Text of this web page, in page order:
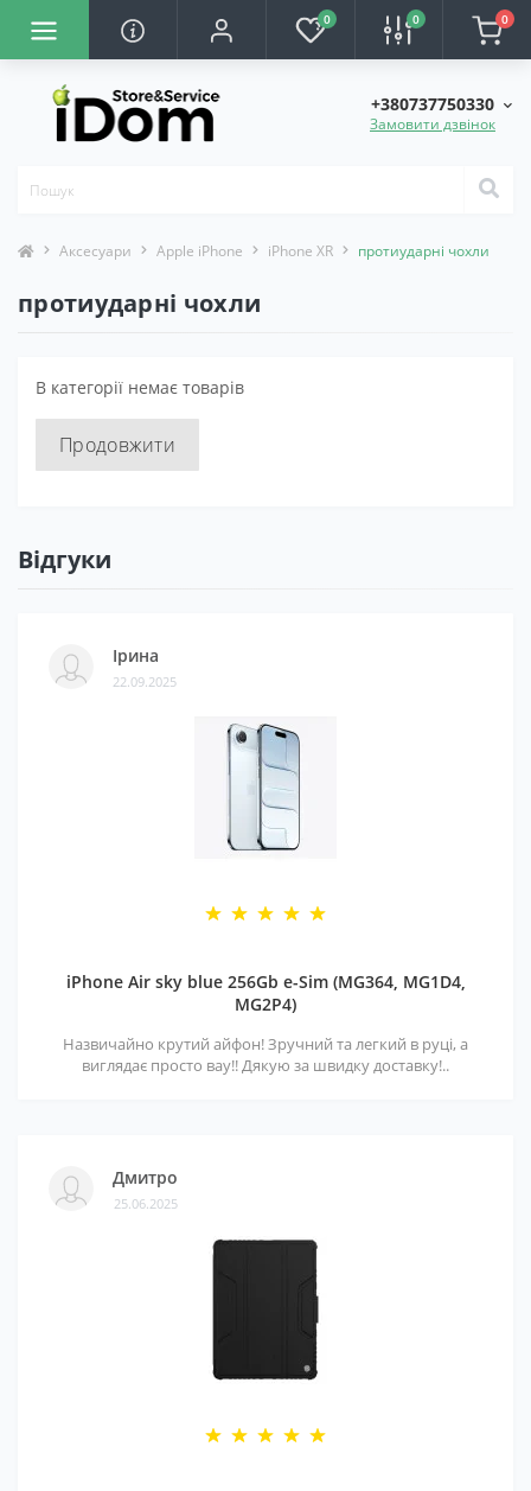
0 0 0
+380737750330
Замовити дзвінок
Аксесуари Apple iPhone iPhone XR протиударні чохли
протиударні чохли
В категорії немає товарів
Продовжити
Відгуки
Ірина
22.09.2025
iPhone Air sky blue 256Gb e-Sim (MG364, MG1D4,
MG2P4)
Назвичайно крутий айфон! Зручний та легкий в руці, а
виглядає просто вау!! Дякую за швидку доставку!..
Дмитро
25.06.2025